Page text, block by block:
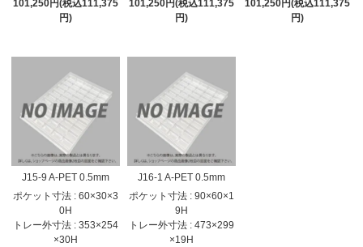
101,250円(税込111,375
円)
101,250円(税込111,375
円)
101,250円(税込111,375
円)
J15-9 A-PET 0.5mm
ポケット寸法 : 60×30×3
0H
トレー外寸法 : 353×254
×30H
J16-1 A-PET 0.5mm
ポケット寸法 : 90×60×1
9H
トレー外寸法 : 473×299
×19H